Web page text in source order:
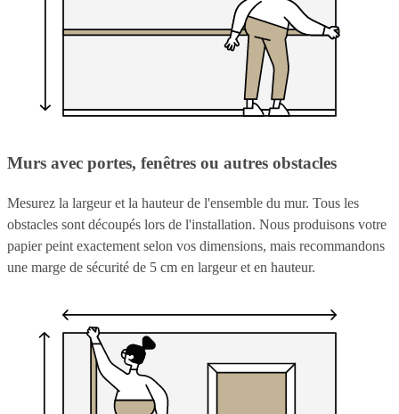
Murs avec portes, fenêtres ou autres obstacles
Mesurez la largeur et la hauteur de l'ensemble du mur. Tous les
obstacles sont découpés lors de l'installation. Nous produisons votre
papier peint exactement selon vos dimensions, mais recommandons
une marge de sécurité de 5 cm en largeur et en hauteur.